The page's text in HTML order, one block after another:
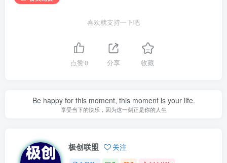
喜欢就支持一下吧
点赞0 分享 收藏
Be happy for this moment, this moment is your life.
享受当下的快乐，因为这一刻正是你的人生
极创联盟 关注